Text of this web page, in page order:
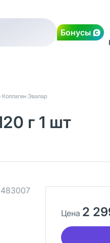
Бонусы
Эвалар
г 1 шт
483007
Цена 2